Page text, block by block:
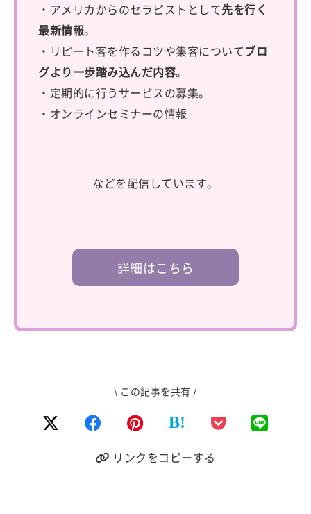
・アメリカからのセラピストとして先を行く
最新情報。
・リピート客を作るコツや集客についてブロ
グより一歩踏み込んだ内容。
・定期的に行うサービスの募集。
・オンラインセミナーの情報
などを配信しています。
詳細はこちら
\ この記事を共有 /
B!
リンクをコピーする